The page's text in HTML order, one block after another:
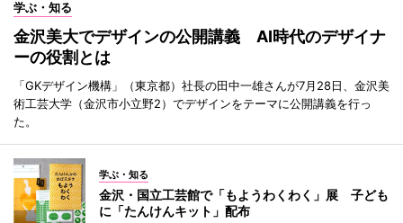
学ぶ・知る
金沢美大でデザインの公開講義 AI時代のデザイナ
ーの役割とは
「GKデザイン機構」（東京都）社長の田中一雄さんが7月28日、金沢美
術工芸大学（金沢市小立野2）でデザインをテーマに公開講義を行っ
た。
学ぶ・知る
金沢・国立工芸館で「もようわくわく」展 子ども
に「たんけんキット」配布